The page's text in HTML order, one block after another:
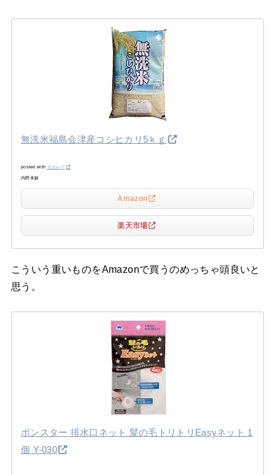
無洗米福島会津産コシヒカリ5ｋｇ
posted with カエレバ
内野米穀
Amazon
楽天市場
こういう重いものをAmazonで買うのめっちゃ頭良いと
思う。
ボンスター 排水口ネット 髪の毛トリトリEasyネット 1
個 Y-030